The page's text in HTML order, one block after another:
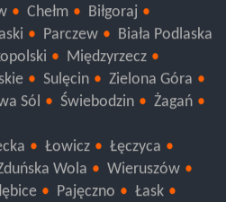
Lubelski
Chełm
Biłgoraj
Parczew
Biała Podlaska
Międzyrzecz
Sulęcin
Zielona Góra
Łowicz
Łęczyca
Wola
Wieruszów